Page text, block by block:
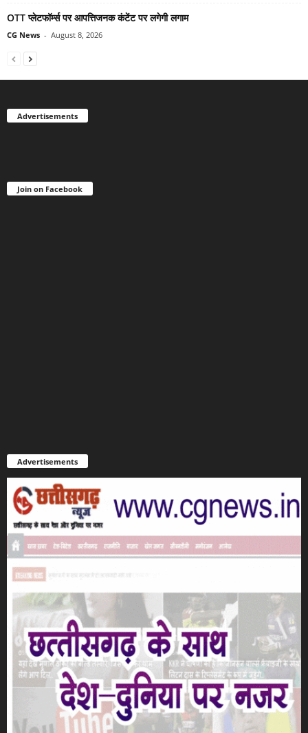
OTT प्लेटफॉर्म्स पर आपत्तिजनक कंटेंट पर लगेगी लगाम
CG News - August 8, 2026
Advertisements
Join on Facebook
Advertisements